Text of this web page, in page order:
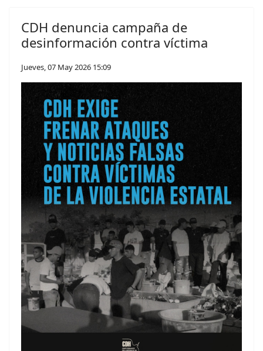
CDH denuncia campaña de
desinformación contra víctima
Jueves, 07 May 2026 15:09